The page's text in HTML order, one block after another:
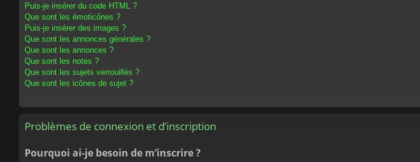
Puis-je insérer du code HTML ?
Que sont les émoticônes ?
Puis-je insérer des images ?
Que sont les annonces générales ?
Que sont les annonces ?
Que sont les notes ?
Que sont les sujets verrouillés ?
Que sont les icônes de sujet ?
Problèmes de connexion et d’inscription
Pourquoi ai-je besoin de m’inscrire ?